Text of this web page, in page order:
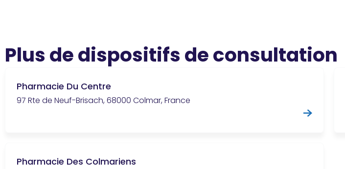
Plus de dispositifs de consultation
Pharmacie Du Centre
97 Rte de Neuf-Brisach, 68000 Colmar, France
Pharmacie Des Colmariens